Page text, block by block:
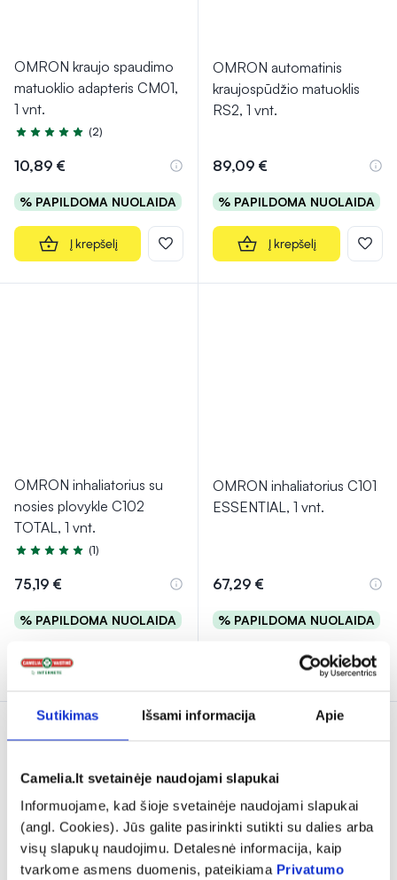
Sutikimas Išsami informacija Apie
Camelia.lt svetainėje naudojami slapukai
Informuojame, kad šioje svetainėje naudojami slapukai
(angl. Cookies). Jūs galite pasirinkti sutikti su dalies arba
visų slapukų naudojimu. Detalesnė informacija, kaip
tvarkome asmens duomenis, pateikiama Privatumo
OMRON kraujo spaudimo
matuoklio adapteris CM01,
1 vnt.
Įvertinimas 5.0 iš 5
(2)
10,89 €
% PAPILDOMA NUOLAIDA
Į krepšelį
OMRON automatinis
kraujospūdžio matuoklis
RS2, 1 vnt.
89,09 €
% PAPILDOMA NUOLAIDA
Į krepšelį
OMRON inhaliatorius su
nosies plovykle C102
TOTAL, 1 vnt.
Įvertinimas 5.0 iš 5
(1)
75,19 €
% PAPILDOMA NUOLAIDA
Į krepšelį
OMRON inhaliatorius C101
ESSENTIAL, 1 vnt.
67,29 €
% PAPILDOMA NUOLAIDA
Į krepšelį